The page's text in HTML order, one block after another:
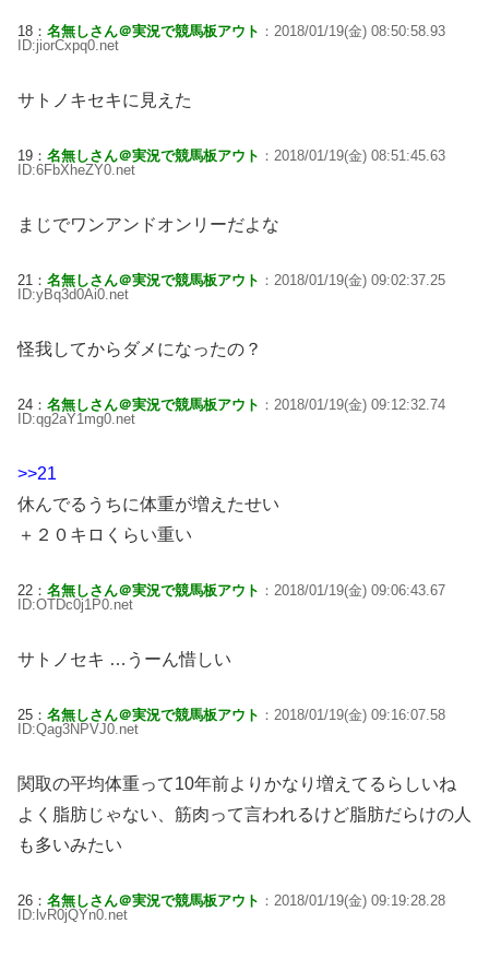
18： 名無しさん＠実況で競馬板アウト ：2018/01/19(金) 08:50:58.93
ID:jiorCxpq0.net
サトノキセキに見えた
19： 名無しさん＠実況で競馬板アウト ：2018/01/19(金) 08:51:45.63
ID:6FbXheZY0.net
まじでワンアンドオンリーだよな
21： 名無しさん＠実況で競馬板アウト ：2018/01/19(金) 09:02:37.25
ID:yBq3d0Ai0.net
怪我してからダメになったの？
24： 名無しさん＠実況で競馬板アウト ：2018/01/19(金) 09:12:32.74
ID:qg2aY1mg0.net
>>21
休んでるうちに体重が増えたせい
＋２０キロくらい重い
22： 名無しさん＠実況で競馬板アウト ：2018/01/19(金) 09:06:43.67
ID:OTDc0j1P0.net
サトノセキ …うーん惜しい
25： 名無しさん＠実況で競馬板アウト ：2018/01/19(金) 09:16:07.58
ID:Qag3NPVJ0.net
関取の平均体重って10年前よりかなり増えてるらしいね
よく脂肪じゃない、筋肉って言われるけど脂肪だらけの人
も多いみたい
26： 名無しさん＠実況で競馬板アウト ：2018/01/19(金) 09:19:28.28
ID:lvR0jQYn0.net